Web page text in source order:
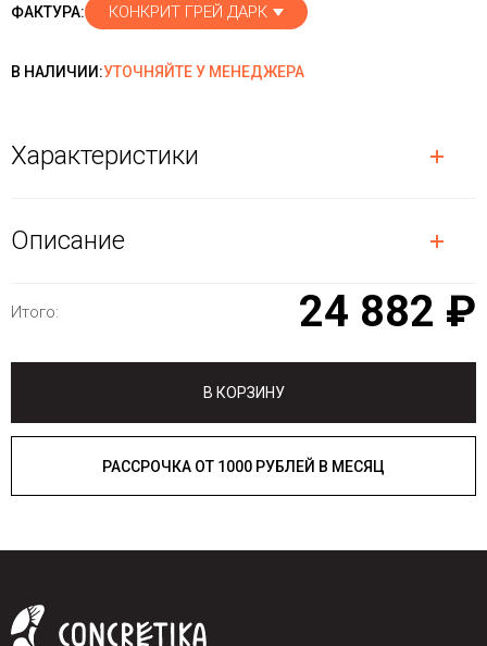
ФАКТУРА: КОНКРИТ ГРЕЙ ДАРК
В НАЛИЧИИ:УТОЧНЯЙТЕ У МЕНЕДЖЕРА
Характеристики
Описание
Итого: 24 882 ₽
В КОРЗИНУ
РАССРОЧКА ОТ 1000 РУБЛЕЙ В МЕСЯЦ